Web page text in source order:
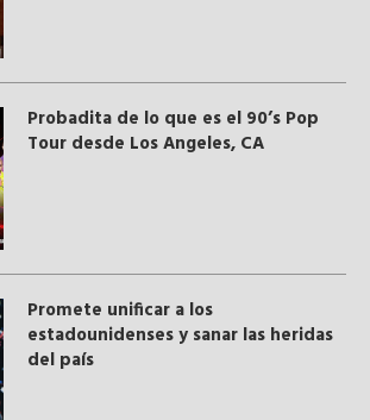
Probadita de lo que es el 90’s Pop
Tour desde Los Angeles, CA
Promete unificar a los
estadounidenses y sanar las heridas
del país